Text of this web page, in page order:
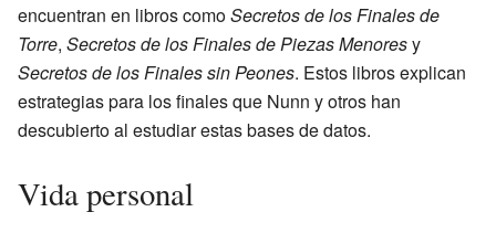
encuentran en libros comoSecretos de los Finales de
Torre, Secretos de los Finales de Piezas Menoresy
Secretos de los Finales sin Peones. Estos libros explican
estrategias para los finales que Nunn y otros han
descubierto al estudiar estas bases de datos.
Vida personal